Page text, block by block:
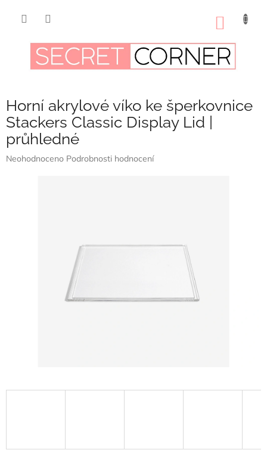
Horní akrylové víko ke šperkovnice
Stackers Classic Display Lid |
průhledné
Průměrné
Neohodnoceno Podrobnosti hodnocení